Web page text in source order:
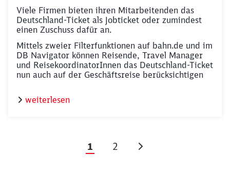
Viele Firmen bieten ihren Mitarbeitenden das
Deutschland-Ticket als Jobticket oder zumindest
einen Zuschuss dafür an.
Mittels zweier Filterfunktionen auf bahn.de und im
DB Navigator können Reisende, Travel Manager
und ReisekoordinatorInnen das Deutschland-Ticket
nun auch auf der Geschäftsreise berücksichtigen
weiterlesen
1 2